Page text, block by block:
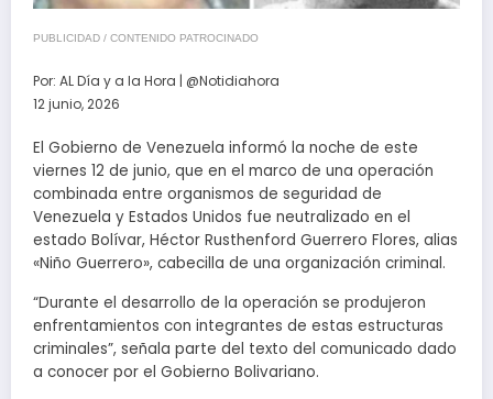
PUBLICIDAD / CONTENIDO PATROCINADO
Por: AL Día y a la Hora | @Notidiahora
12 junio, 2026
El Gobierno de Venezuela informó la noche de este
viernes 12 de junio, que en el marco de una operación
combinada entre organismos de seguridad de
Venezuela y Estados Unidos fue neutralizado en el
estado Bolívar, Héctor Rusthenford Guerrero Flores, alias
«Niño Guerrero», cabecilla de una organización criminal.
“Durante el desarrollo de la operación se produjeron
enfrentamientos con integrantes de estas estructuras
criminales”, señala parte del texto del comunicado dado
a conocer por el Gobierno Bolivariano.